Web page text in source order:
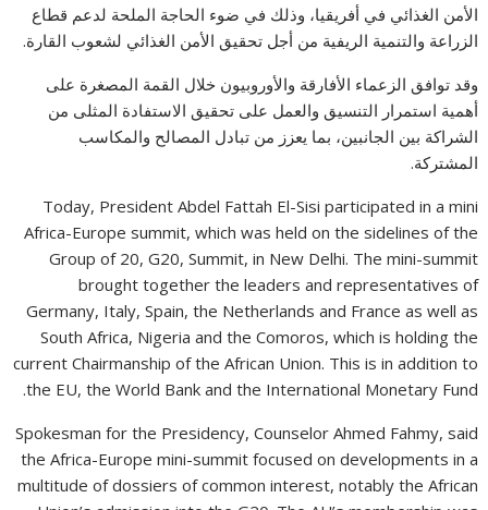
الأمن الغذائي في أفريقيا، وذلك في ضوء الحاجة الملحة لدعم قطاع
الزراعة والتنمية الريفية من أجل تحقيق الأمن الغذائي لشعوب القارة.
وقد توافق الزعماء الأفارقة والأوروبيون خلال القمة المصغرة على
أهمية استمرار التنسيق والعمل على تحقيق الاستفادة المثلى من
الشراكة بين الجانبين، بما يعزز من تبادل المصالح والمكاسب
المشتركة.
Today, President Abdel Fattah El-Sisi participated in a mini
Africa-Europe summit, which was held on the sidelines of the
Group of 20, G20, Summit, in New Delhi. The mini-summit
brought together the leaders and representatives of
Germany, Italy, Spain, the Netherlands and France as well as
South Africa, Nigeria and the Comoros, which is holding the
current Chairmanship of the African Union. This is in addition to
the EU, the World Bank and the International Monetary Fund.
Spokesman for the Presidency, Counselor Ahmed Fahmy, said
the Africa-Europe mini-summit focused on developments in a
multitude of dossiers of common interest, notably the African